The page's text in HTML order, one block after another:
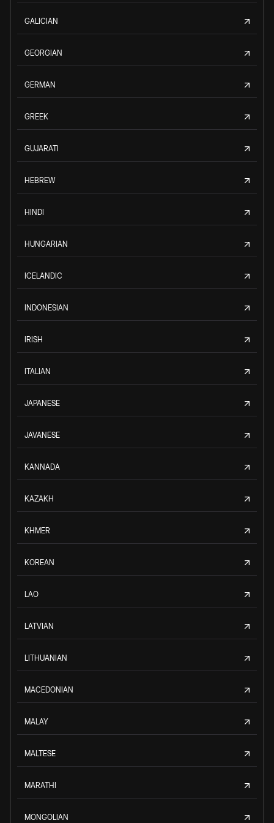
GALICIAN
GEORGIAN
GERMAN
GREEK
GUJARATI
HEBREW
HINDI
HUNGARIAN
ICELANDIC
INDONESIAN
IRISH
ITALIAN
JAPANESE
JAVANESE
KANNADA
KAZAKH
KHMER
KOREAN
LAO
LATVIAN
LITHUANIAN
MACEDONIAN
MALAY
MALTESE
MARATHI
MONGOLIAN